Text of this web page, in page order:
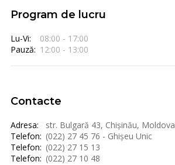
Program de lucru
Lu-Vi:
08:00 - 17:00
Pauză: 12:00 - 13:00
Contacte
Adresa:
str. Bulgară 43, Chișinău, Moldova
Telefon: (022) 27 45 76 - Ghișeu Unic
Telefon: (022) 27 15 13
Telefon: (022) 27 10 48